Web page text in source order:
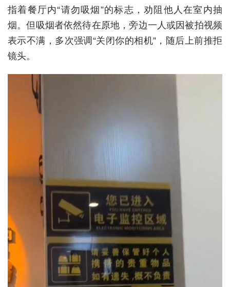
专题
极客圈
经济
城建
科教
消费
创意
文化
指着餐厅内“请勿吸烟”的标志，劝阻他人在室内抽
烟。但吸烟者依然待在原地，旁边一人或因被拍视频
表示不满，多次强调“关闭你的相机”，随后上前推拒
镜头。